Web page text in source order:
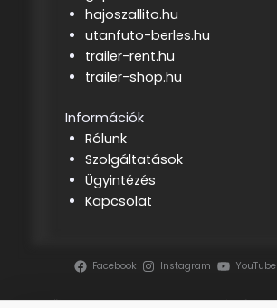
hajoszallito.hu
utanfuto-berles.hu
trailer-rent.hu
trailer-shop.hu
Információk
Rólunk
Szolgáltatások
Ügyintézés
Kapcsolat
Facebook Instagram YouTube